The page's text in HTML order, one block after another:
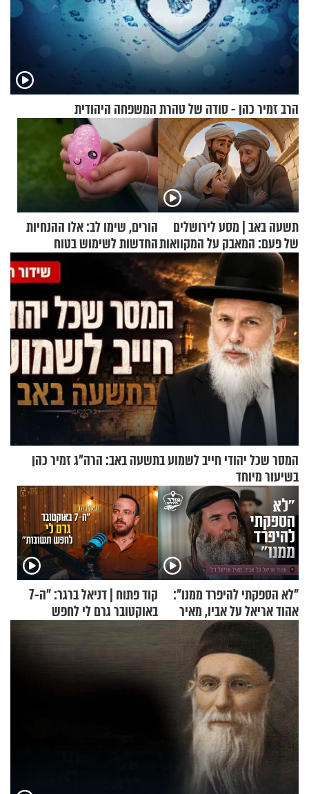
הרב זמיר כהן - סודה של טהרת המשפחה היהודית
תשעה באב | מסע לירושלים
של פעם: המאבק על המקוואות
הורים, שימו לב: אלו ההנחיות
החדשות לשימוש בטוח
בסקווישי לאחר מקרי אשפוז
המסר שכל יהודי חייב לשמוע בתשעה באב: הרה"ג זמיר כהן
בשיעור מיוחד
"לא הספקתי להיפרד ממנו":
אהוד אריאל על אביו, מאיר
אריאל ז"ל
קוד פתוח | דניאל ברגר: "ה-7
באוקטובר גרם לי לחפש